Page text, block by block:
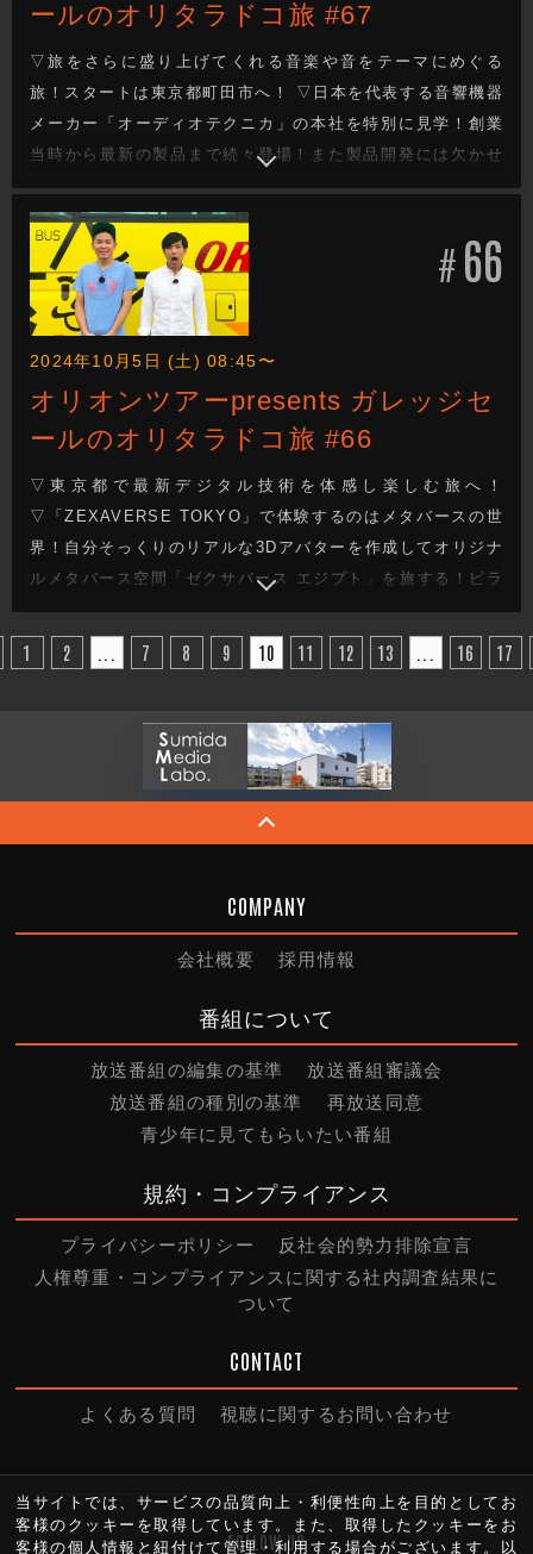
ールのオリタラドコ旅 #67
▽旅をさらに盛り上げてくれる音楽や音をテーマにめぐる
旅！スタートは東京都町田市へ！ ▽日本を代表する音響機器
メーカー「オーディオテクニカ」の本社を特別に見学！創業
当時から最新の製品まで続々登場！また製品開発には欠かせ
ない特殊な部屋を見学。異様な空間にガレッジも大興奮！ ▽
手作業による製造工程では匠の技の数々に驚愕！ ▽今週もガ
レッジセールのゆるり旅をお届けします
#66
2024年10月5日 (土) 08:45〜
オリオンツアーpresents ガレッジセ
ールのオリタラドコ旅 #66
▽東京都で最新デジタル技術を体感し楽しむ旅へ！
▽「ZEXAVERSE TOKYO」で体験するのはメタバースの世
界！自分そっくりのリアルな3Dアバターを作成してオリジナ
ルメタバース空間「ゼクサバース エジプト」を旅する！ピラ
ミッドをジャンプで登る！？ ▽最後の乾杯は「アバターパブ
リックスナック」へ！アバター店員との楽しいやり取りでお
酒が進む！ ▽今週もガレッジセールのゆるり旅をお届けしま
1 2 7 8 9 10 11 12 13 16 17
COMPANY
会社概要 採用情報
番組について
放送番組の編集の基準
放送番組審議会
放送番組の種別の基準
再放送同意
青少年に見てもらいたい番組
規約・コンプライアンス
プライバシーポリシー
反社会的勢力排除宣言
人権尊重・コンプライアンスに関する社内調査結果に
ついて
CONTACT
よくある質問 視聴に関するお問い合わせ
FOLLOW US
当サイトでは、サービスの品質向上・利便性向上を目的としてお
客様のクッキーを取得しています。また、取得したクッキーをお
客様の個人情報と紐付けて管理・利用する場合がございます。以